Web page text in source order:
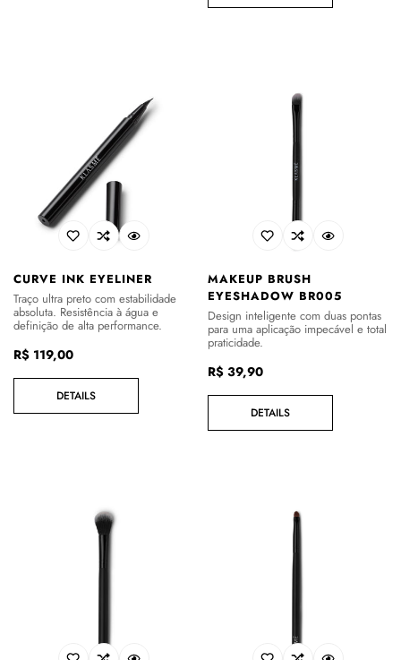
CURVE INK EYELINER
Traço ultra preto com estabilidade
absoluta. Resistência à água e
definição de alta performance.
Preço
regular
R$ 119,00
DETAILS
MAKEUP BRUSH
EYESHADOW BR005
Design inteligente com duas pontas
para uma aplicação impecável e total
praticidade.
Preço
regular
R$ 39,90
DETAILS